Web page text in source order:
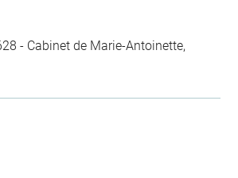
- Cabinet de Marie-Antoinette,